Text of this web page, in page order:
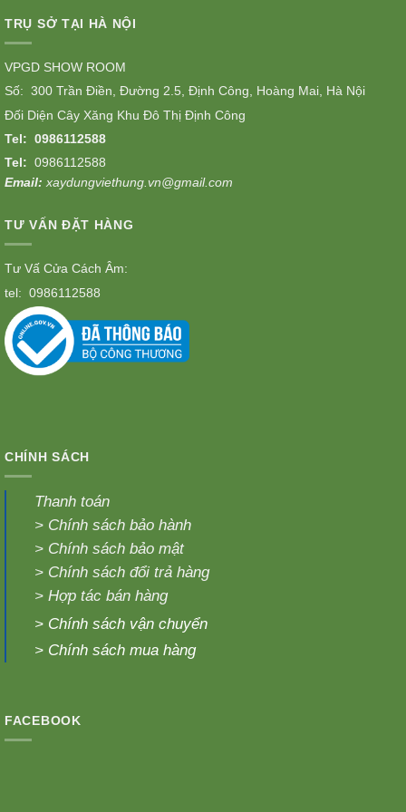
TRỤ SỞ TẠI HÀ NỘI
VPGD SHOW ROOM
Số: 300 Trần Điền, Đường 2.5, Định Công, Hoàng Mai, Hà Nội
Đối Diện Cây Xăng Khu Đô Thị Định Công
Tel: 0986112588
Tel: 0986112588
Email: xaydungviethung.vn@gmail.com
TƯ VẤN ĐẶT HÀNG
Tư Vấ Cửa Cách Âm:
tel: 0986112588
CHÍNH SÁCH
Thanh toán
> Chính sách bảo hành
> Chính sách bảo mật
> Chính sách đổi trả hàng
>Hợp tác bán hàng
> Chính sách vận chuyển
> Chính sách mua hàng
FACEBOOK